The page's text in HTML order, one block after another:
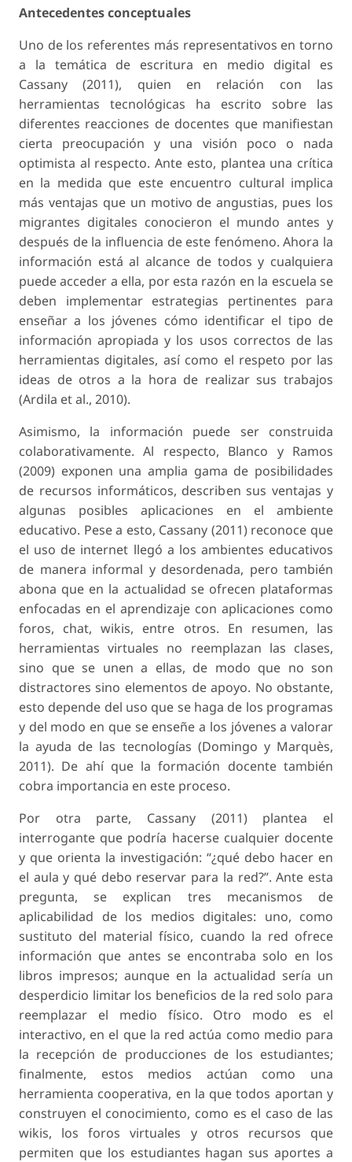
Antecedentes conceptuales
Uno de los referentes más representativos en torno
a la temática de escritura en medio digital es
Cassany (2011), quien en relación con las
herramientas tecnológicas ha escrito sobre las
diferentes reacciones de docentes que manifiestan
cierta preocupación y una visión poco o nada
optimista al respecto. Ante esto, plantea una crítica
en la medida que este encuentro cultural implica
más ventajas que un motivo de angustias, pues los
migrantes digitales conocieron el mundo antes y
después de la influencia de este fenómeno. Ahora la
información está al alcance de todos y cualquiera
puede acceder a ella, por esta razón en la escuela se
deben implementar estrategias pertinentes para
enseñar a los jóvenes cómo identificar el tipo de
información apropiada y los usos correctos de las
herramientas digitales, así como el respeto por las
ideas de otros a la hora de realizar sus trabajos
(Ardila et al., 2010).
Asimismo, la información puede ser construida
colaborativamente. Al respecto, Blanco y Ramos
(2009) exponen una amplia gama de posibilidades
de recursos informáticos, describen sus ventajas y
algunas posibles aplicaciones en el ambiente
educativo. Pese a esto, Cassany (2011) reconoce que
el uso de internet llegó a los ambientes educativos
de manera informal y desordenada, pero también
abona que en la actualidad se ofrecen plataformas
enfocadas en el aprendizaje con aplicaciones como
foros, chat, wikis, entre otros. En resumen, las
herramientas virtuales no reemplazan las clases,
sino que se unen a ellas, de modo que no son
distractores sino elementos de apoyo. No obstante,
esto depende del uso que se haga de los programas
y del modo en que se enseñe a los jóvenes a valorar
la ayuda de las tecnologías (Domingo y Marquès,
2011). De ahí que la formación docente también
cobra importancia en este proceso.
Por otra parte, Cassany (2011) plantea el
interrogante que podría hacerse cualquier docente
y que orienta la investigación: “¿qué debo hacer en
el aula y qué debo reservar para la red?”. Ante esta
pregunta, se explican tres mecanismos de
aplicabilidad de los medios digitales: uno, como
sustituto del material físico, cuando la red ofrece
información que antes se encontraba solo en los
libros impresos; aunque en la actualidad sería un
desperdicio limitar los beneficios de la red solo para
reemplazar el medio físico. Otro modo es el
interactivo, en el que la red actúa como medio para
la recepción de producciones de los estudiantes;
finalmente, estos medios actúan como una
herramienta cooperativa, en la que todos aportan y
construyen el conocimiento, como es el caso de las
wikis, los foros virtuales y otros recursos que
permiten que los estudiantes hagan sus aportes a